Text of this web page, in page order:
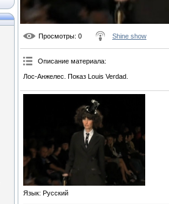
Просмотры: 0 Shine show
Описание материала:
Лос-Анжелес. Показ Louis Verdad.
Язык: Русский